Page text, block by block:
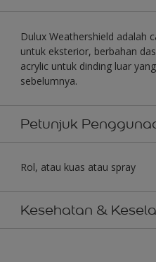
Dulux Weathershield adalah
untuk eksterior, berbahan
acrylic untuk dinding luar
sebelumnya.
Petunjuk
Rol, atau kuas atau spray
Kesehatan &